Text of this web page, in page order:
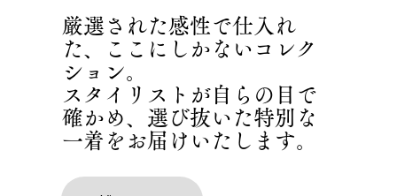
厳選された感性で仕入れ
た、ここにしかないコレク
ション。
スタイリストが自らの目で
確かめ、選び抜いた特別な
一着をお届けいたします。